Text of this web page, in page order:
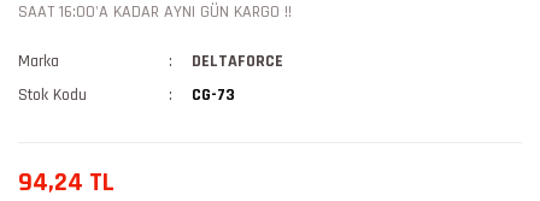
SAAT 16:00'A KADAR AYNI GÜN KARGO !!
Marka
DELTAFORCE
Stok Kodu
CG-73
94,24 TL